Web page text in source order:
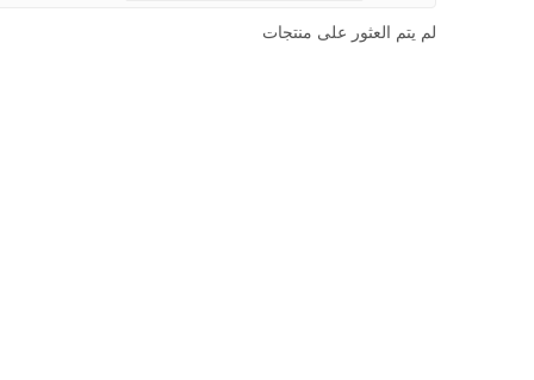
لم يتم العثور على منتجات